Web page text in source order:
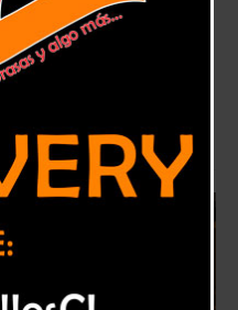
con mesura
sensación
certeza